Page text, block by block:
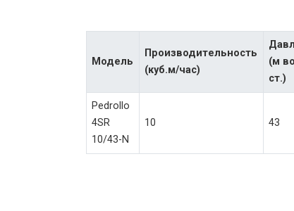
Модель
Производительность
(куб.м/час)
(м
ст.)
Pedrollo
4SR
10/43-N
10 43